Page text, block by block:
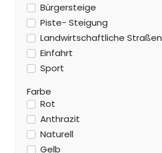
Bürgersteige
Piste- Steigung
Landwirtschaftliche Straßen
Einfahrt
Sport
Farbe
Rot
Anthrazit
Naturell
Gelb